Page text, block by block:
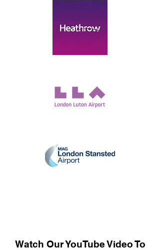
Watch Our YouTube Video To